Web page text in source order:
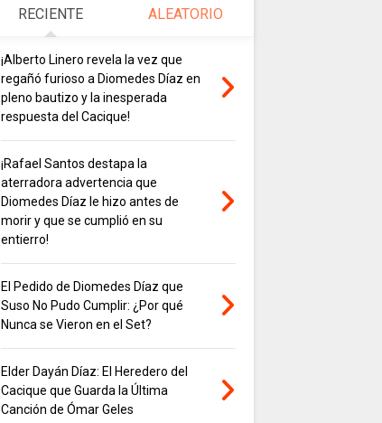
RECIENTE ALEATORIO
¡Alberto Linero revela la vez que
regañó furioso a Diomedes Díaz en
pleno bautizo y la inesperada
respuesta del Cacique!
¡Rafael Santos destapa la
aterradora advertencia que
Diomedes Díaz le hizo antes de
morir y que se cumplió en su
entierro!
El Pedido de Diomedes Díaz que
Suso No Pudo Cumplir: ¿Por qué
Nunca se Vieron en el Set?
Elder Dayán Díaz: El Heredero del
Cacique que Guarda la Última
Canción de Ómar Geles